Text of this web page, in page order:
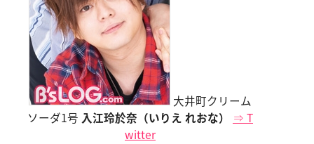
大井町クリーム
ソーダ1号 入江玲於奈（いりえ れおな）
⇒ T
witter